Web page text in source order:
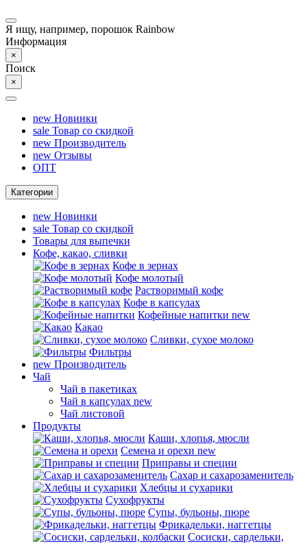
Я ищу, например, порошок Rainbow
Информация
×
Поиск
×
new Новинки
sale Товар со скидкой
new Производитель
new Отзывы
ОПТ
Категории
new Новинки
sale Товар со скидкой
Товары для выпечки
Кофе, какао, сливки
Кофе в зернах
Кофе молотый
Растворимый кофе
Кофе в капсулах
Кофейные напитки new
Какао
Сливки, сухое молоко
Фильтры
new Производитель
Чай
Чай в пакетиках
Чай в капсулах new
Чай листовой
Продукты
Каши, хлопья, мюсли
Семена и орехи new
Приправы и специи
Сахар и сахарозаменитель
Хлебцы и сухарики
Сухофрукты
Супы, бульоны, пюре
Фрикадельки, наггетцы
Сосиски, сардельки,